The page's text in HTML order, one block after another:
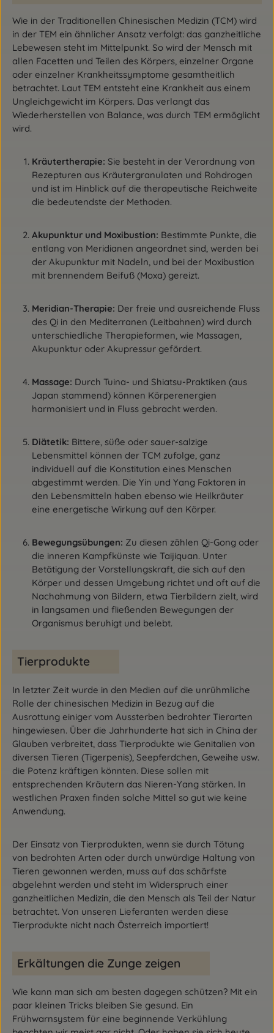
Wie in der Traditionellen Chinesischen Medizin (TCM) wird
in der TEM ein ähnlicher Ansatz verfolgt: das ganzheitliche
Lebewesen steht im Mittelpunkt. So wird der Mensch mit
allen Facetten und Teilen des Körpers, einzelner Organe
oder einzelner Krankheitssymptome gesamtheitlich
betrachtet. Laut TEM entsteht eine Krankheit aus einem
Ungleichgewicht im Körpers. Das verlangt das
Wiederherstellen von Balance, was durch TEM ermöglicht
wird.
Kräutertherapie: Sie besteht in der Verordnung von
Rezepturen aus Kräutergranulaten und Rohdrogen
und ist im Hinblick auf die therapeutische Reichweite
die bedeutendste der Methoden.
Akupunktur und Moxibustion: Bestimmte Punkte, die
entlang von Meridianen angeordnet sind, werden bei
der Akupunktur mit Nadeln, und bei der Moxibustion
mit brennendem Beifuß (Moxa) gereizt.
Meridian-Therapie: Der freie und ausreichende Fluss
des Qi in den Mediterranen (Leitbahnen) wird durch
unterschiedliche Therapieformen, wie Massagen,
Akupunktur oder Akupressur gefördert.
Massage: Durch Tuina- und Shiatsu-Praktiken (aus
Japan stammend) können Körperenergien
harmonisiert und in Fluss gebracht werden.
Diätetik: Bittere, süße oder sauer-salzige
Lebensmittel können der TCM zufolge, ganz
individuell auf die Konstitution eines Menschen
abgestimmt werden. Die Yin und Yang Faktoren in
den Lebensmitteln haben ebenso wie Heilkräuter
eine energetische Wirkung auf den Körper.
Bewegungsübungen: Zu diesen zählen Qi-Gong oder
die inneren Kampfkünste wie Taijiquan. Unter
Betätigung der Vorstellungskraft, die sich auf den
Körper und dessen Umgebung richtet und oft auf die
Nachahmung von Bildern, etwa Tierbildern zielt, wird
in langsamen und fließenden Bewegungen der
Organismus beruhigt und belebt.
Tierprodukte
In letzter Zeit wurde in den Medien auf die unrühmliche
Rolle der chinesischen Medizin in Bezug auf die
Ausrottung einiger vom Aussterben bedrohter Tierarten
hingewiesen. Über die Jahrhunderte hat sich in China der
Glauben verbreitet, dass Tierprodukte wie Genitalien von
diversen Tieren (Tigerpenis), Seepferdchen, Geweihe usw.
die Potenz kräftigen könnten. Diese sollen mit
entsprechenden Kräutern das Nieren-Yang stärken. In
westlichen Praxen finden solche Mittel so gut wie keine
Anwendung.
Der Einsatz von Tierprodukten, wenn sie durch Tötung
von bedrohten Arten oder durch unwürdige Haltung von
Tieren gewonnen werden, muss auf das schärfste
abgelehnt werden und steht im Widerspruch einer
ganzheitlichen Medizin, die den Mensch als Teil der Natur
betrachtet. Von unseren Lieferanten werden diese
Tierprodukte nicht nach Österreich importiert!
Erkältungen die Zunge zeigen
Wie kann man sich am besten dagegen schützen? Mit ein
paar kleinen Tricks bleiben Sie gesund. Ein
Frühwarnsystem für eine beginnende Verkühlung